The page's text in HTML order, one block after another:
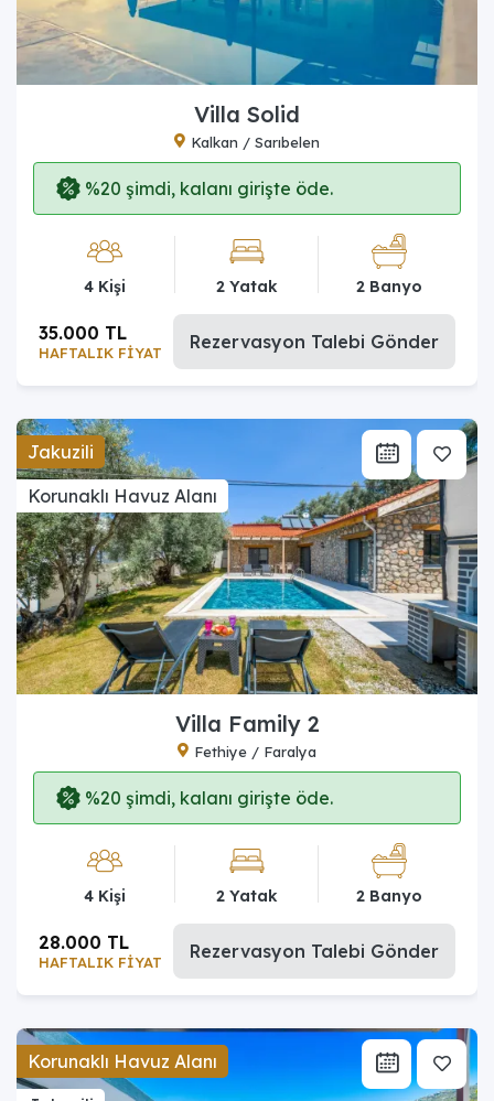
Villa Solid
Kalkan / Sarıbelen
%20 şimdi, kalanı girişte öde.
4 Kişi 2 Yatak 2 Banyo
HAFTALIK FİYAT
35.000 TL Rezervasyon Talebi Gönder
Jakuzili
Korunaklı Havuz Alanı
Villa Family 2
Fethiye / Faralya
%20 şimdi, kalanı girişte öde.
4 Kişi 2 Yatak 2 Banyo
HAFTALIK FİYAT
28.000 TL Rezervasyon Talebi Gönder
Korunaklı Havuz Alanı